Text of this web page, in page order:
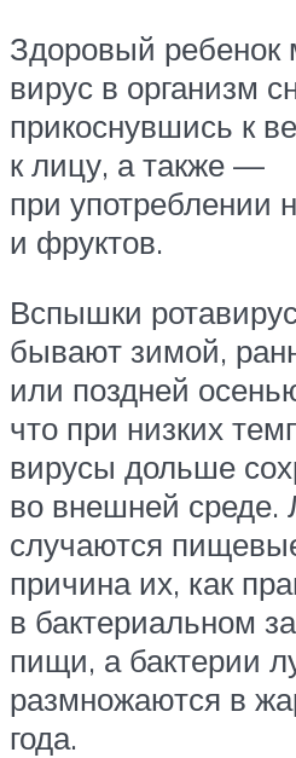
Здоровый ребенок
вирус в организм
прикоснувшись к
к лицу, а также —
при употреблении
и фруктов.
Вспышки
бывают зимой,
или поздней
что при низких
вирусы дольше
во внешней среде.
случаются
причина их, как
в бактериальном
пищи, а бактерии
размножаются в
года.